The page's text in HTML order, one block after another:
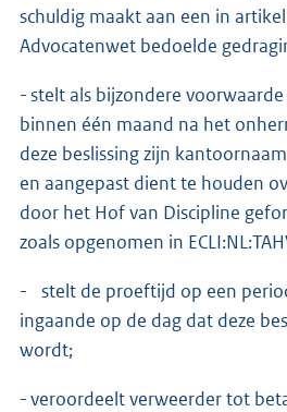
schuldig maakt aan een in
Advocatenwet bedoelde
- stelt als bijzondere
binnen één maand na het
deze beslissing zijn
en aangepast dient te houden
door het Hof van Discipline
zoals opgenomen in
- stelt de proeftijd op een
ingaande op de dag dat deze
wordt;
- veroordeelt verweerder tot